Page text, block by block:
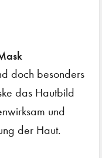
doch besonders
das Hautbild
und
der Haut.